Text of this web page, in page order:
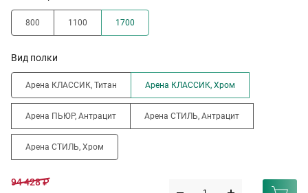
800 1100 1700
Вид полки
Арена КЛАССИК, Титан Арена КЛАССИК, Хром
Арена ПЬЮР, Антрацит Арена СТИЛЬ, Антрацит
Арена СТИЛЬ, Хром
94 428 ₽